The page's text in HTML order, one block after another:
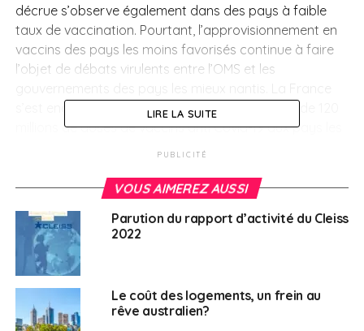
décrue s’observe également dans des pays à faible
taux de vaccination. Pourtant, l’approvisionnement en
vaccins des pays les moins favorisés continue à faire
l’objet de débats virulents entre l’OMS et les
s’est engagée il y quelques jours a faire un don de 120
millions de doses de vaccins anti Covid-19 aux pays les
plus pauvres. Le Président français a aussi annoncé
des campagnes de vaccination dans les pays africains.
populations vis à vis de ces antidotes.
Afrique du Sud
toujours en baisse. Le gouvernement sud-africain
s’étonne de figurer encore sur la “liste rouge“ de la
Grande-Bretagne et se considère
LIRE LA SUITE
PUBLICITÉ
VOUS AIMEREZ AUSSI
Parution du rapport d’activité du Cleiss
2022
Le coût des logements, un frein au
rêve australien?